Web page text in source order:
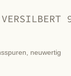
VERSILBERT
neuwertig